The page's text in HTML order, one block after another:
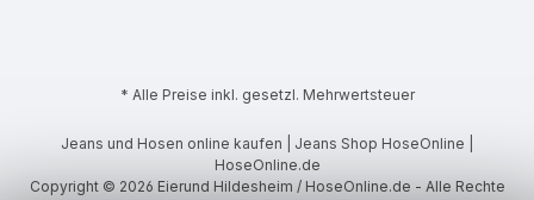
* Alle Preise inkl. gesetzl. Mehrwertsteuer
Jeans und Hosen online kaufen | Jeans Shop HoseOnline |
HoseOnline.de
Copyright © 2026 Eierund Hildesheim / HoseOnline.de - Alle Rechte